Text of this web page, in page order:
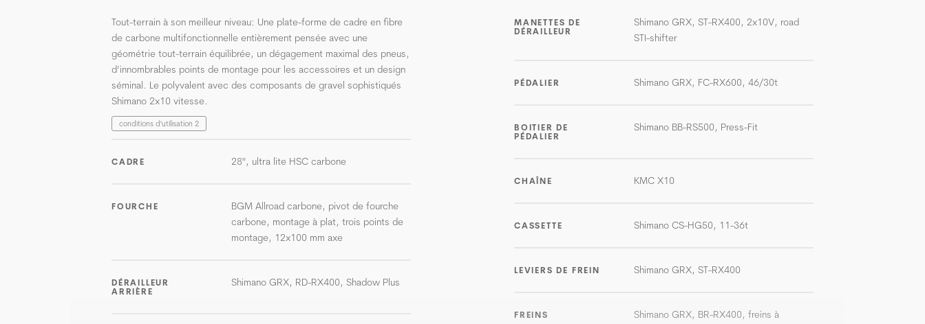
Tout-terrain à son meilleur niveau: Une plate-forme de cadre en fibre
de carbone multifonctionnelle entièrement pensée avec une
géométrie tout-terrain équilibrée, un dégagement maximal des pneus,
d’innombrables points de montage pour les accessoires et un design
séminal. Le polyvalent avec des composants de gravel sophistiqués
Shimano 2x10 vitesse.
conditions d'utilisation 2
CADRE 28", ultra lite HSC carbone
FOURCHE
BGM Allroad carbone, pivot de fourche
carbone, montage à plat, trois points de
montage, 12x100 mm axe
DÉRAILLEUR
ARRIÈRE
Shimano GRX, RD-RX400, Shadow Plus
MANETTES DE
DÉRAILLEUR
Shimano GRX, ST-RX400, 2x10V, road
STI-shifter
PÉDALIER Shimano GRX, FC-RX600, 46/30t
BOITIER DE
PÉDALIER
Shimano BB-RS500, Press-Fit
CHAÎNE KMC X10
CASSETTE Shimano CS-HG50, 11-36t
LEVIERS DE FREIN Shimano GRX, ST-RX400
FREINS
Shimano GRX, BR-RX400, freins à